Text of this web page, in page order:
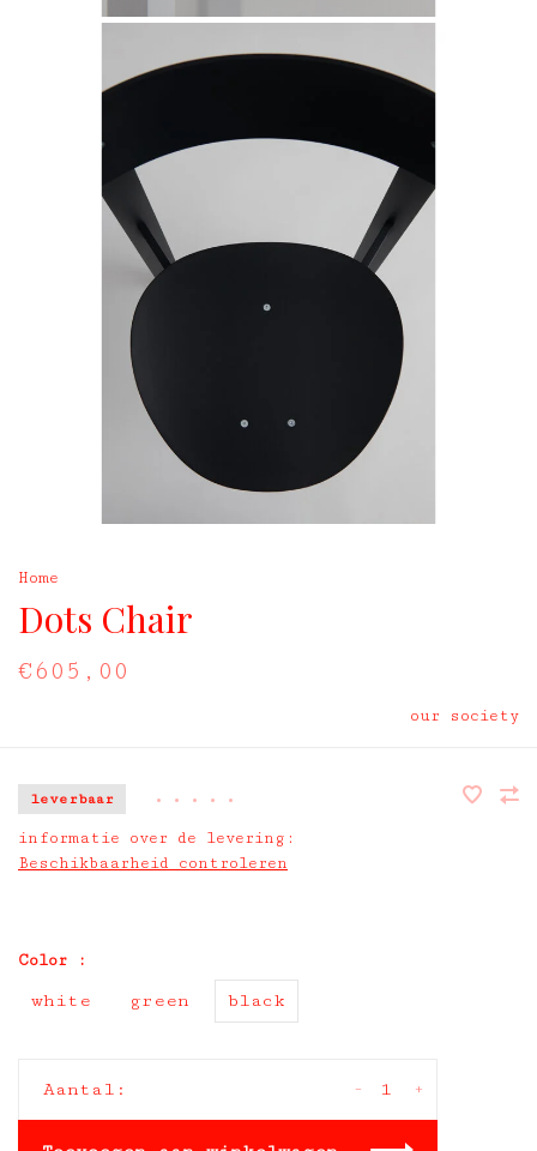
Home
Dots Chair
€605,00
our society
leverbaar • • • • •
informatie over de levering:
Beschikbaarheid controleren
Color :
white green black
Aantal: +
-